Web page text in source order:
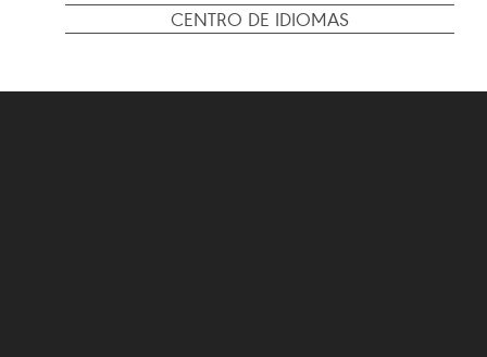
CENTRO DE IDIOMAS